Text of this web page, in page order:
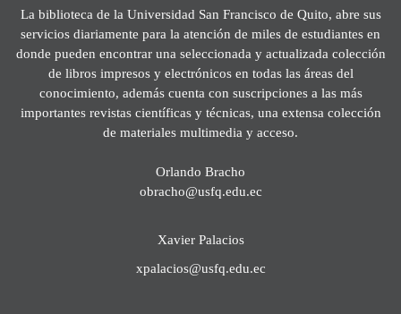
La biblioteca de la Universidad San Francisco de Quito, abre sus
servicios diariamente para la atención de miles de estudiantes en
donde pueden encontrar una seleccionada y actualizada colección
de libros impresos y electrónicos en todas las áreas del
conocimiento, además cuenta con suscripciones a las más
importantes revistas científicas y técnicas, una extensa colección
de materiales multimedia y acceso.
Orlando Bracho
obracho@usfq.edu.ec
Xavier Palacios
xpalacios@usfq.edu.ec